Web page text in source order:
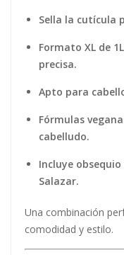
Sella la cutícula
Formato XL de
precisa.
Apto para
Fórmulas
cabelludo.
Incluye
Salazar.
Una combinación
comodidad y estilo.